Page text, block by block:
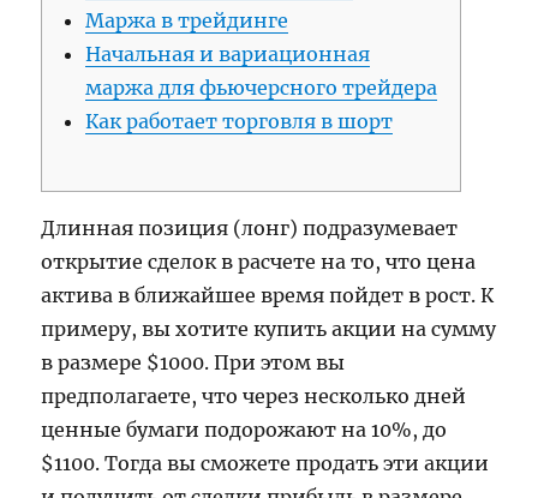
Маржа в трейдинге
Начальная и вариационная
маржа для фьючерсного трейдера
Как работает торговля в шорт
Длинная позиция (лонг) подразумевает
открытие сделок в расчете на то, что цена
актива в ближайшее время пойдет в рост. К
примеру, вы хотите купить акции на сумму
в размере $1000. При этом вы
предполагаете, что через несколько дней
ценные бумаги подорожают на 10%, до
$1100. Тогда вы сможете продать эти акции